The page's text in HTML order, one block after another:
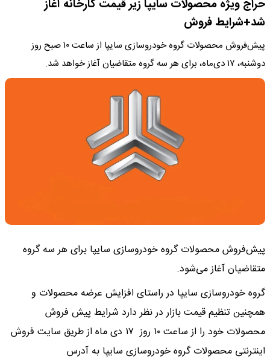
حراج ویژه محصولات سایپا زیر قیمت کارخانه آغاز
شد+شرایط فروش
پیش‌فروش محصولات گروه خودروسازی سایپا از ساعت ۱۰ صبح روز
دوشنبه، ۱۷ دی‌ماه، برای هر سه گروه متقاضیان آغاز خواهد شد.
پیش‌فروش محصولات گروه خودروسازی سایپا برای هر سه گروه
متقاضیان آغاز می‌شود.
گروه خودروسازی سایپا در راستای افزایش عرضه محصولات و
همچنین تنظیم قیمت بازار در نظر دارد شرایط پیش فروش
محصولات خود را از ساعت ۱۰ روز ١٧ دی ماه از طریق سایت فروش
اینترنتی محصولات گروه خودروسازی سایپا به آدرس